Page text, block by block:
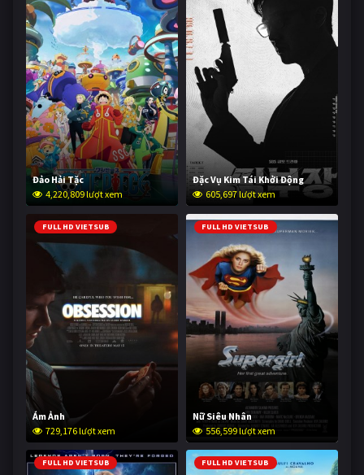
Đảo Hải Tặc
4,220,809 lượt xem
Đặc Vụ Kim Tái Khởi Động
605,697 lượt xem
FULL HD VIETSUB
Ám Ảnh
729,176 lượt xem
FULL HD VIETSUB
Nữ Siêu Nhân
556,599 lượt xem
FULL HD VIETSUB FULL HD VIETSUB